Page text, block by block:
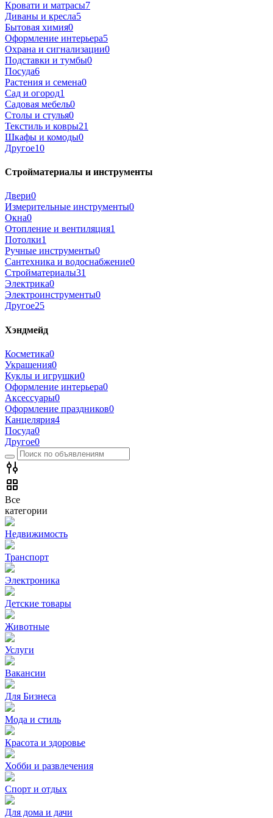
Кровати и матрасы7
Диваны и кресла5
Бытовая химия0
Оформление интерьера5
Охрана и сигнализации0
Подставки и тумбы0
Посуда6
Растения и семена0
Сад и огород1
Садовая мебель0
Столы и стулья0
Текстиль и ковры21
Шкафы и комоды0
Другое10
Стройматериалы и инструменты
Двери0
Измерительные инструменты0
Окна0
Отопление и вентиляция1
Потолки1
Ручные инструменты0
Сантехника и водоснабжение0
Стройматериалы31
Электрика0
Электроинструменты0
Другое25
Хэндмейд
Косметика0
Украшения0
Куклы и игрушки0
Оформление интерьера0
Аксессуары0
Оформление праздников0
Канцелярия4
Посуда0
Другое0
Все
категории
Недвижимость
Транспорт
Электроника
Детские товары
Животные
Услуги
Вакансии
Для Бизнеса
Мода и стиль
Красота и здоровье
Хобби и развлечения
Спорт и отдых
Для дома и дачи